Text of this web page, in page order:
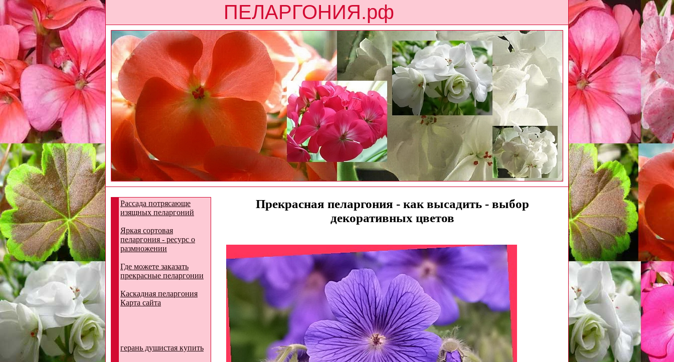
ПЕЛАРГОНИЯ.рф
Рассада потрясающе
изящных пеларгоний
Яркая сортовая
пеларгония - ресурс о
размножении
Где можете заказать
прекрасные пеларгонии
Каскадная пеларгония
Карта сайта
герань душистая купить
Прекрасная пеларгония - как высадить - выбор
декоративных цветов